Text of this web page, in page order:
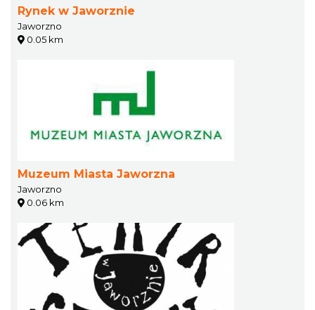
Rynek w Jaworznie
Jaworzno
0.05 km
Muzeum Miasta Jaworzna
Jaworzno
0.06 km